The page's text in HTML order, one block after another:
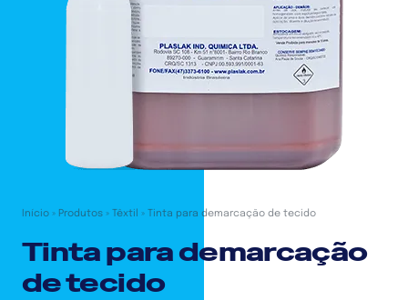
Início » Produtos » Têxtil » Tinta para demarcação de tecido
Tinta para demarcação
de tecido